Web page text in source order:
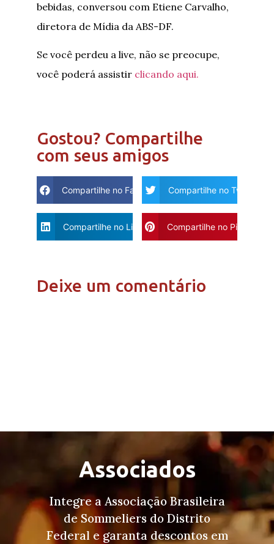
bebidas, conversou com Etiene Carvalho,
diretora de Mídia da ABS-DF.
Se você perdeu a live, não se preocupe,
você poderá assistir clicando aqui.
Gostou? Compartilhe
com seus amigos
Compartilhe no Facebook Compartilhe no Twitter
Compartilhe no Linkdin Compartilhe no Pinterest
Deixe um comentário
Associados
Integre a Associação Brasileira
de Sommeliers do Distrito
Federal e garanta descontos em